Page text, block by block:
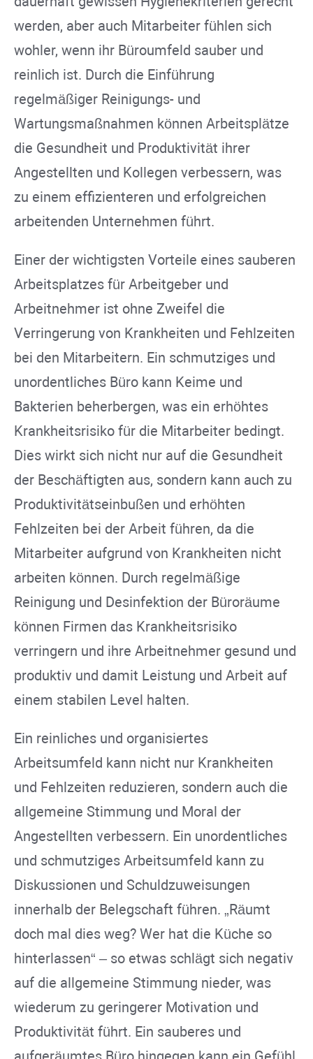
werden, aber auch Mitarbeiter fühlen sich
wohler, wenn ihr Büroumfeld sauber und
reinlich ist. Durch die Einführung
regelmäßiger Reinigungs- und
Wartungsmaßnahmen können Arbeitsplätze
die Gesundheit und Produktivität ihrer
Angestellten und Kollegen verbessern, was
zu einem effizienteren und erfolgreichen
arbeitenden Unternehmen führt.
Einer der wichtigsten Vorteile eines sauberen
Arbeitsplatzes für Arbeitgeber und
Arbeitnehmer ist ohne Zweifel die
Verringerung von Krankheiten und Fehlzeiten
bei den Mitarbeitern. Ein schmutziges und
unordentliches Büro kann Keime und
Bakterien beherbergen, was ein erhöhtes
Krankheitsrisiko für die Mitarbeiter bedingt.
Dies wirkt sich nicht nur auf die Gesundheit
der Beschäftigten aus, sondern kann auch zu
Produktivitätseinbußen und erhöhten
Fehlzeiten bei der Arbeit führen, da die
Mitarbeiter aufgrund von Krankheiten nicht
arbeiten können. Durch regelmäßige
Reinigung und Desinfektion der Büroräume
können Firmen das Krankheitsrisiko
verringern und ihre Arbeitnehmer gesund und
produktiv und damit Leistung und Arbeit auf
einem stabilen Level halten.
Ein reinliches und organisiertes
Arbeitsumfeld kann nicht nur Krankheiten
und Fehlzeiten reduzieren, sondern auch die
allgemeine Stimmung und Moral der
Angestellten verbessern. Ein unordentliches
und schmutziges Arbeitsumfeld kann zu
Diskussionen und Schuldzuweisungen
innerhalb der Belegschaft führen. „Räumt
doch mal dies weg? Wer hat die Küche so
hinterlassen“ – so etwas schlägt sich negativ
auf die allgemeine Stimmung nieder, was
wiederum zu geringerer Motivation und
Produktivität führt. Ein sauberes und